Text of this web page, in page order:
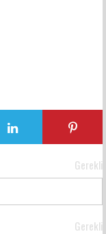
Gerekli
Gerekli